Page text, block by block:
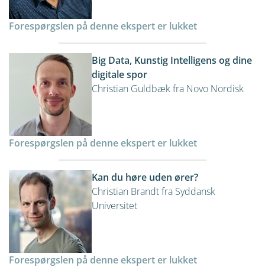
Forespørgslen på denne ekspert er lukket
Big Data, Kunstig Intelligens og dine
digitale spor
Christian Guldbæk fra Novo Nordisk
Forespørgslen på denne ekspert er lukket
Kan du høre uden ører?
Christian Brandt fra Syddansk
Universitet
Forespørgslen på denne ekspert er lukket